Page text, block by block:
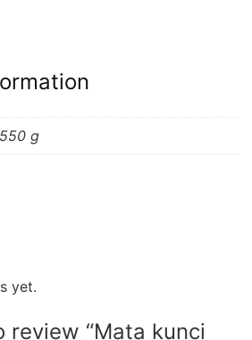
550 g
yet.
review “Mata kunci